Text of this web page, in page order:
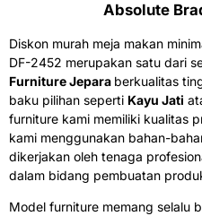
Absolute
Diskon murah meja makan
DF-2452 merupakan satu dari
Furniture Jepara berkualitas
baku pilihan seperti Kayu Jati
furniture kami memiliki kualitas
kami menggunakan bahan-
dikerjakan oleh tenaga
dalam bidang pembuatan
Model furniture memang selalu